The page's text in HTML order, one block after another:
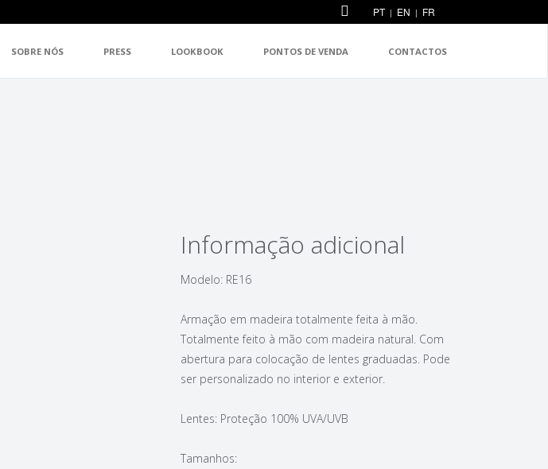
PT| EN | FR
SOBRE NÓS PRESS LOOKBOOK PONTOS DE VENDA CONTACTOS
Informação adicional
Modelo: RE16
Armação em madeira totalmente feita à mão.
Totalmente feito à mão com madeira natural. Com
abertura para colocação de lentes graduadas. Pode
ser personalizado no interior e exterior.
Lentes: Proteção 100% UVA/UVB
Tamanhos: